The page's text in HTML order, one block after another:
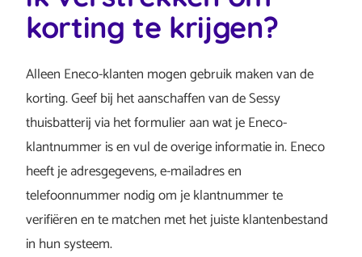
korting te krijgen?
Alleen Eneco-klanten mogen gebruik maken van de
korting. Geef bij het aanschaffen van de Sessy
thuisbatterij via het formulier aan wat je Eneco-
klantnummer is en vul de overige informatie in. Eneco
heeft je adresgegevens, e-mailadres en
telefoonnummer nodig om je klantnummer te
verifiëren en te matchen met het juiste klantenbestand
in hun systeem.